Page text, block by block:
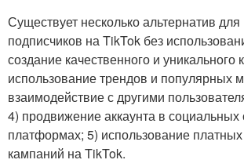
Существует несколько альтернатив
подписчиков на TikTok без
создание качественного и уникального
использование трендов и популярных
взаимодействие с другими
4) продвижение аккаунта в социальных
платформах; 5) использование
кампаний на TikTok.